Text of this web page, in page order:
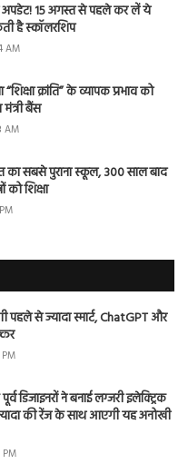
अपडेट! 15 अगस्त से पहले कर लें ये
है स्कॉलरशिप
AM
क्रांति” के व्यापक प्रभाव को
मंत्री बैंस
AM
का सबसे पुराना स्कूल, 300 साल बाद
को शिक्षा
पहले से ज्यादा स्मार्ट, ChatGPT और
डिजाइनरों ने बनाई लग्जरी इलेक्ट्रिक
की रेंज के साथ आएगी यह अनोखी